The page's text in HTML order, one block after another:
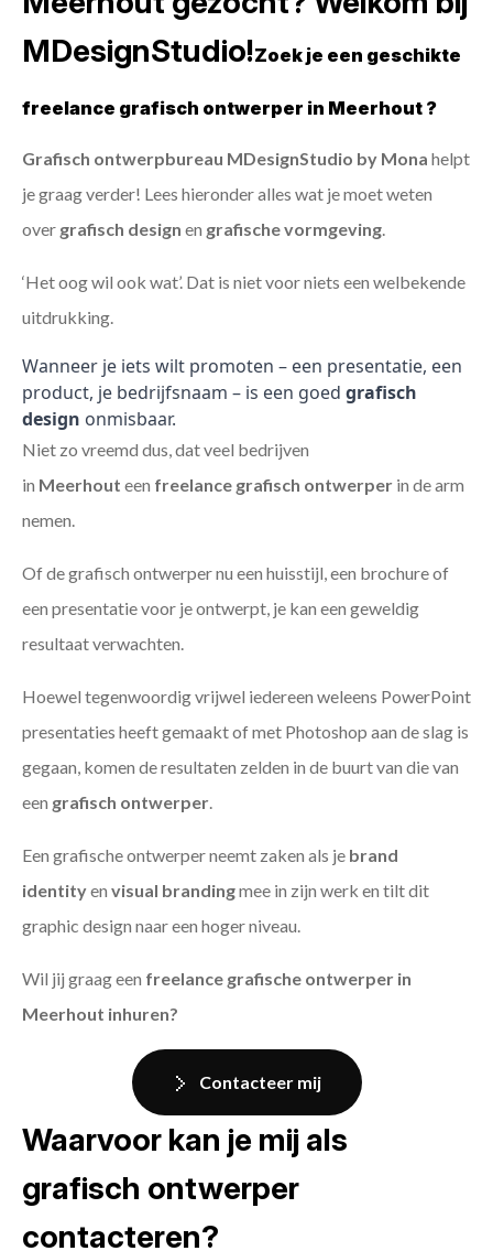
MDesignStudio!Zoek je een geschikte
freelance grafisch ontwerper in Meerhout ?
Grafisch ontwerpbureau MDesignStudio by Mona helpt
je graag verder! Lees hieronder alles wat je moet weten
over grafisch design en grafische vormgeving
‘Het oog wil ook wat’. Dat is niet voor niets een welbekende
uitdrukking.
Wanneer je iets wilt promoten – een presentatie, een
product, je bedrijfsnaam – is een goed grafisch
design onmisbaar.
Niet zo vreemd dus, dat veel bedrijven
in Meerhout een freelance grafisch ontwerper in de arm
nemen.
Of de grafisch ontwerper nu een huisstijl, een brochure of
een presentatie voor je ontwerpt, je kan een geweldig
resultaat verwachten.
Hoewel tegenwoordig vrijwel iedereen weleens PowerPoint
presentaties heeft gemaakt of met Photoshop aan de slag is
gegaan, komen de resultaten zelden in de buurt van die van
een grafisch ontwerper
Een grafische ontwerper neemt zaken als je brand
identityen visual brandingmee in zijn werk en tilt dit
graphic design naar een hoger niveau.
Wil jij graag een freelance grafische ontwerper in
Meerhout inhuren?
Contacteer mij
Waarvoor kan je mij als
grafisch ontwerper
contacteren?